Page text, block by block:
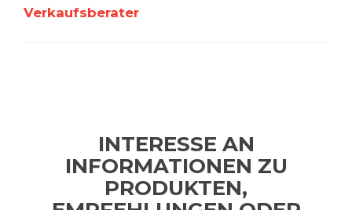
Verkaufsberater
INTERESSE AN
INFORMATIONEN ZU
PRODUKTEN,